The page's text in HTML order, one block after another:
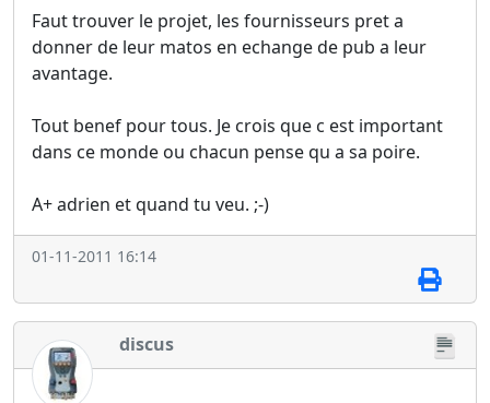
Faut trouver le projet, les fournisseurs pret a
donner de leur matos en echange de pub a leur
avantage.
Tout benef pour tous. Je crois que c est important
dans ce monde ou chacun pense qu a sa poire.
A+ adrien et quand tu veu. ;-)
01-11-2011 16:14
discus